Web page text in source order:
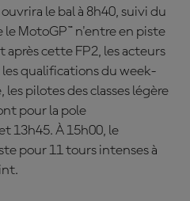
le bal à 8h40, suivi du
le MotoGP™ n'entre en piste
cette FP2, les acteurs
qualifications du week-
les pilotes des classes légère
pour la pole
13h45. À 15h00, le
pour 11 tours intenses à